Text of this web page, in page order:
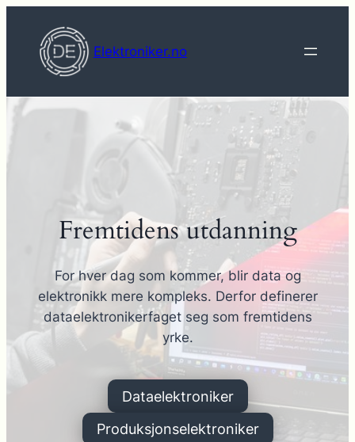
innhold
Elektroniker.no
Fremtidens utdanning
For hver dag som kommer, blir data og
elektronikk mere kompleks. Derfor definerer
dataelektronikerfaget seg som fremtidens
yrke.
Dataelektroniker
Produksjonselektroniker